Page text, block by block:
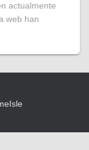
actualmente
web han